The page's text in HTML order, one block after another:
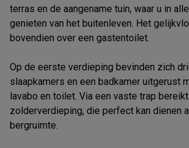
terras en de aangename tuin, waar u in
genieten van het buitenleven. Het
bovendien over een gastentoilet.
Op de eerste verdieping bevinden zich
slaapkamers en een badkamer uitgerust
lavabo en toilet. Via een vaste trap
zolderverdieping, die perfect kan dienen
bergruimte.